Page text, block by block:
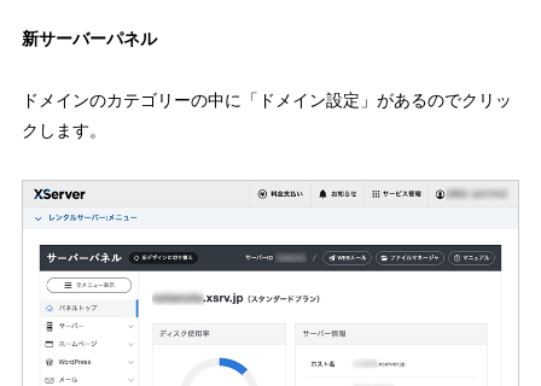
新サーバーパネル
ドメインのカテゴリーの中に「ドメイン設定」があるのでクリッ
クします。